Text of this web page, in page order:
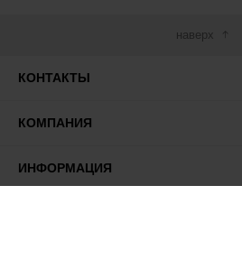
наверх
КОНТАКТЫ
КОМПАНИЯ
ИНФОРМАЦИЯ